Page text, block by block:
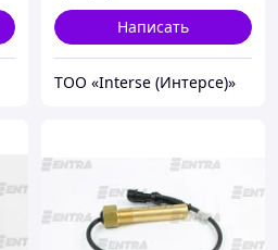
Написать
ТОО «Interse (Интерсе)»